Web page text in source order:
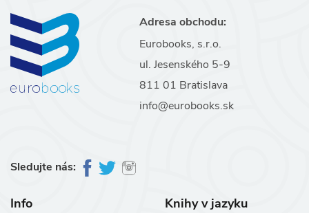
Adresa obchodu:
Eurobooks, s.r.o.
ul. Jesenského 5-9
811 01 Bratislava
info@eurobooks.sk
Sledujte nás:
Info Knihy v jazyku